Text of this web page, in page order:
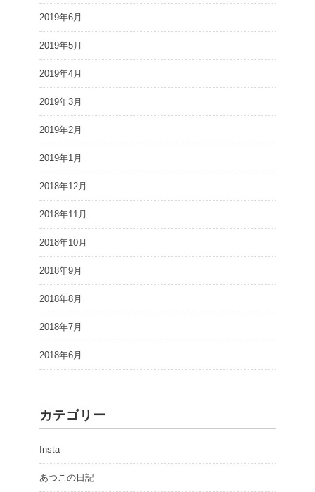
2019年6月
2019年5月
2019年4月
2019年3月
2019年2月
2019年1月
2018年12月
2018年11月
2018年10月
2018年9月
2018年8月
2018年7月
2018年6月
カテゴリー
Insta
あつこの日記